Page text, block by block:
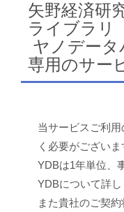
矢野経済研
ライブラリ
ヤノデータ
専用のサー
当サービスご利
く必要がございま
YDBは1年単位、
YDBについて詳し
また貴社のご契